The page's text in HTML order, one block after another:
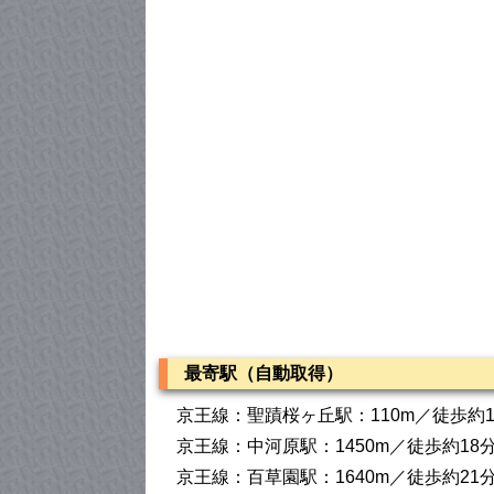
最寄駅（自動取得）
京王線：聖蹟桜ヶ丘駅：110m／徒歩約
京王線：中河原駅：1450m／徒歩約18
京王線：百草園駅：1640m／徒歩約21